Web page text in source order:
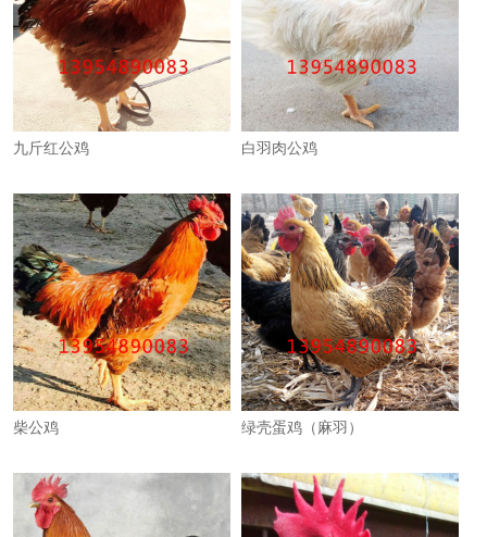
九斤红公鸡 白羽肉公鸡
柴公鸡 绿壳蛋鸡（麻羽）